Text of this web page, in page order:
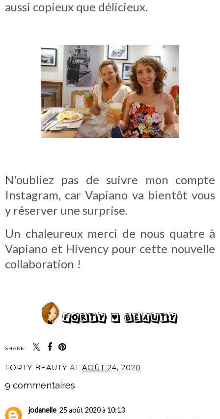
aussi copieux que délicieux.
N'oubliez pas de suivre mon compte
Instagram, car Vapiano va bientôt vous
y réserver une surprise.
Un chaleureux merci de nous quatre à
Vapiano et Hivency pour cette nouvelle
collaboration !
SHARE:
FORTY BEAUTY AT AOÛT 24, 2020
9 commentaires
jodanelle 25 août 2020 à 10:13